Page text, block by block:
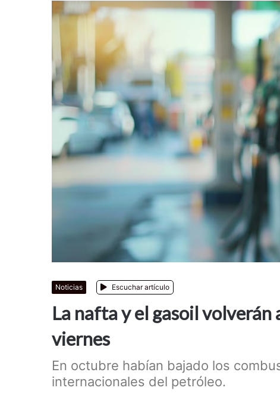
Noticias Escuchar artículo
La nafta y el gasoil volverán
viernes
En octubre habían bajado los
internacionales del petróleo.